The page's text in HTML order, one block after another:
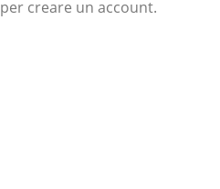
per creare un account.